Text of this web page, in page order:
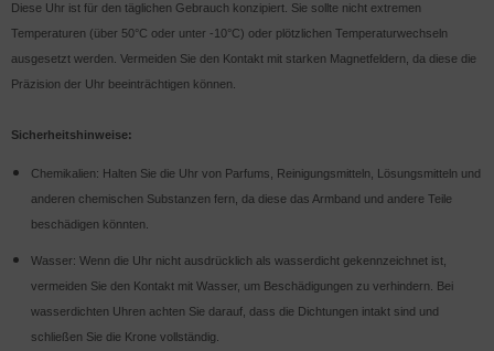
Diese Uhr ist für den täglichen Gebrauch konzipiert. Sie sollte nicht extremen
Temperaturen (über 50°C oder unter -10°C) oder plötzlichen Temperaturwechseln
ausgesetzt werden. Vermeiden Sie den Kontakt mit starken Magnetfeldern, da diese die
Präzision der Uhr beeinträchtigen können.
Sicherheitshinweise:
Chemikalien: Halten Sie die Uhr von Parfums, Reinigungsmitteln, Lösungsmitteln und
anderen chemischen Substanzen fern, da diese das Armband und andere Teile
beschädigen könnten.
Wasser: Wenn die Uhr nicht ausdrücklich als wasserdicht gekennzeichnet ist,
vermeiden Sie den Kontakt mit Wasser, um Beschädigungen zu verhindern. Bei
wasserdichten Uhren achten Sie darauf, dass die Dichtungen intakt sind und
schließen Sie die Krone vollständig.